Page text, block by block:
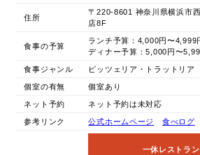
住所
〒220-8601 神奈川県横浜市
店8F
食事の予算
ランチ予算：4,000円〜4,999
ディナー予算：5,000円〜
食事ジャンル ピッツェリア・トラットリア
個室の有無 個室あり
ネット予約 ネット予約は未対応
参考リンク 公式ホームページ 食べログ
一休レストラ